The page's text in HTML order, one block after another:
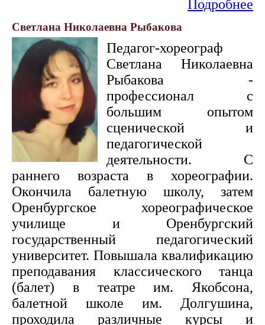
Подробнее
Светлана Николаевна Рыбакова
Педагог-хореограф
Светлана Николаевна
Рыбакова -
профессионал с
большим опытом
сценической и
педагогической
деятельности. С
раннего возраста в хореографии.
Окончила балетную школу, затем
Оренбургское хореографическое
училище и Оренбургский
государственный педагогический
университет. Повышала квалификацию
преподавания классического танца
(балет) в театре им. Якобсона,
балетной школе им. Долгушина,
проходила различные курсы и